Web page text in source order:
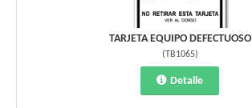
TARJETA EQUIPO DEFECTUOSO
(TB1065)
Detalle